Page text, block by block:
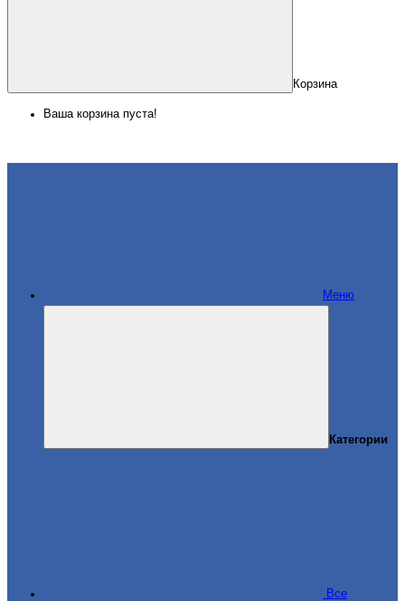
Корзина
Ваша корзина пуста!
Меню
Категории
Все